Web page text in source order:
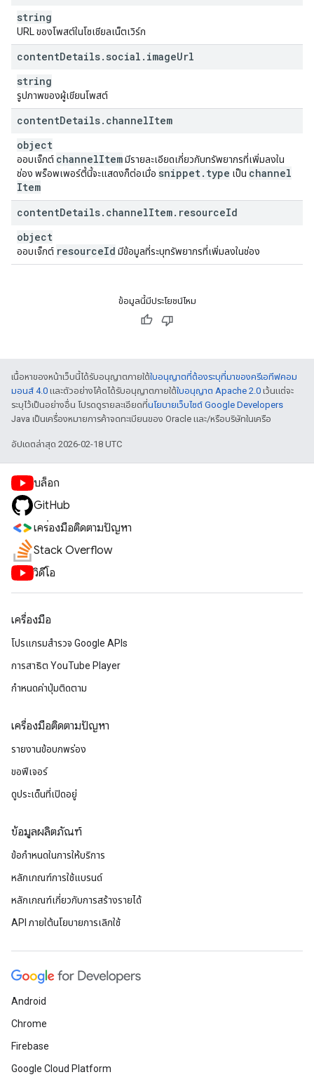
string
URL ของโพสต์ในโซเชียลเน็ตเวิร์ก
contentDetails. social . imageUrl
string
รูปภาพของผู้เขียนโพสต์
contentDetails. channelItem
object
ออบเจ็กต์ channelItemมีรายละเอียดเกี่ยวกับทรัพยากรที่เพิ่มลงใน
ช่อง พร็อพเพอร์ตี้นี้จะแสดงก็ต่อเมื่อ snippet. type เป็น channel
Item
contentDetails. channelItem. resourceId
object
ออบเจ็กต์ resourceId มีข้อมูลที่ระบุทรัพยากรที่เพิ่มลงในช่อง
ข้อมูลนี้มีประโยชน์ไหม
เนื้อหาของหน้าเว็บนี้ได้รับอนุญาตภายใต้ใบอนุญาตที่ต้องระบุที่มาของครีเอทีฟคอม
มอนส์ 4.0 และตัวอย่างโค้ดได้รับอนุญาตภายใต้ใบอนุญาต Apache 2.0 เว้นแต่จะ
ระบุไว้เป็นอย่างอื่น โปรดดูรายละเอียดที่นโยบายเว็บไซต์ Google Developers
Java เป็นเครื่องหมายการค้าจดทะเบียนของ Oracle และ/หรือบริษัทในเครือ
อัปเดตล่าสุด 2026-02-18 UTC
บล็อก
GitHub
เครื่องมือติดตามปัญหา
Stack Overflow
วิดีโอ
เครื่องมือ
โปรแกรมสำรวจ Google APIs
การสาธิต YouTube Player
กำหนดค่าปุ่มติดตาม
เครื่องมือติดตามปัญหา
รายงานข้อบกพร่อง
ขอฟีเจอร์
ดูประเด็นที่เปิดอยู่
ข้อมูลผลิตภัณฑ์
ข้อกำหนดในการให้บริการ
หลักเกณฑ์การใช้แบรนด์
หลักเกณฑ์เกี่ยวกับการสร้างรายได้
API ภายใต้นโยบายการเลิกใช้
Android
Chrome
Firebase
Google Cloud Platform